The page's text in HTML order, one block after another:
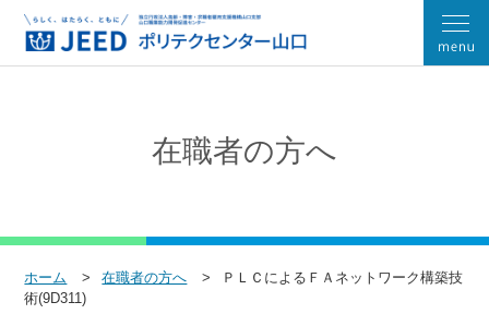
在職者の方へ
ホーム 在職者の方へ
ＰＬＣによるＦＡネットワーク構築技
術(9D311)